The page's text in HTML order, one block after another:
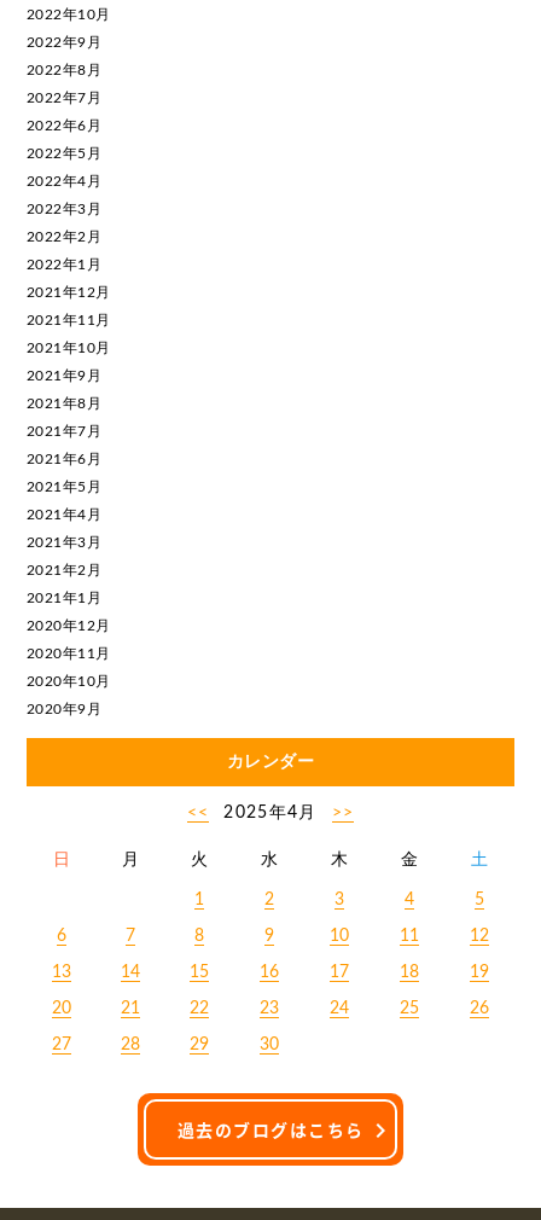
2022年10月
2022年9月
2022年8月
2022年7月
2022年6月
2022年5月
2022年4月
2022年3月
2022年2月
2022年1月
2021年12月
2021年11月
2021年10月
2021年9月
2021年8月
2021年7月
2021年6月
2021年5月
2021年4月
2021年3月
2021年2月
2021年1月
2020年12月
2020年11月
2020年10月
2020年9月
カレンダー
<< 2025年4月 >>
日 月 火 水 木 金 土
1 2 3 4 5
6 7 8 9 10 11 12
13 14 15 16 17 18 19
20 21 22 23 24 25 26
27 28 29 30
過去のブログはこちら